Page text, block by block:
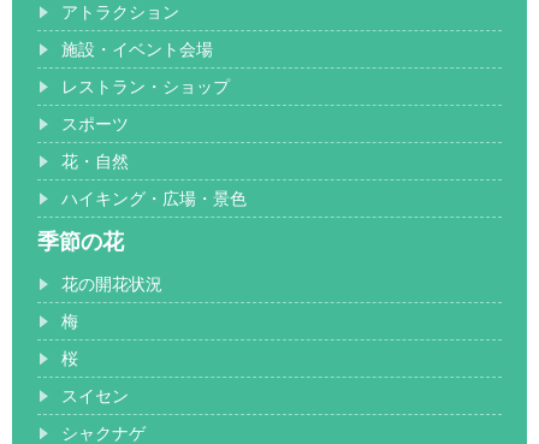
アトラクション
施設・イベント会場
レストラン・ショップ
スポーツ
花・自然
ハイキング・広場・景色
季節の花
花の開花状況
梅
桜
スイセン
シャクナゲ